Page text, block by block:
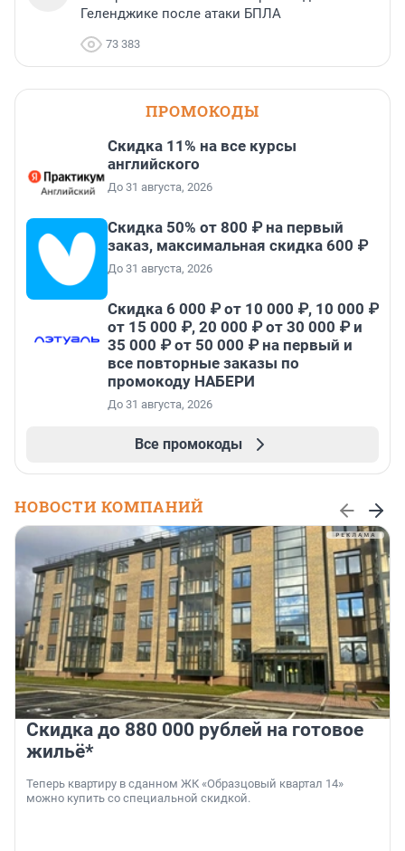
Геленджике после атаки БПЛА
73 383
ПРОМОКОДЫ
Скидка 11% на все курсы
английского
До 31 августа, 2026
Скидка 50% от 800 ₽ на первый
заказ, максимальная скидка 600 ₽
До 31 августа, 2026
Скидка 6 000 ₽ от 10 000 ₽, 10 000 ₽
от 15 000 ₽, 20 000 ₽ от 30 000 ₽ и
35 000 ₽ от 50 000 ₽ на первый и
все повторные заказы по
промокоду НАБЕРИ
До 31 августа, 2026
Все промокоды
НОВОСТИ КОМПАНИЙ
Скидка до 880 000 рублей на готовое
жильё*
Теперь квартиру в сданном ЖК «Образцовый квартал 14»
можно купить со специальной скидкой.